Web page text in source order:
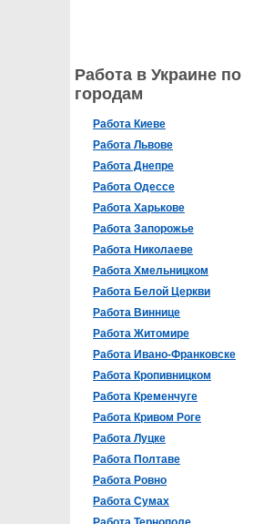
Работа в Украине по
городам
Работа Киеве
Работа Львове
Работа Днепре
Работа Одессе
Работа Харькове
Работа Запорожье
Работа Николаеве
Работа Хмельницком
Работа Белой Церкви
Работа Виннице
Работа Житомире
Работа Ивано-Франковске
Работа Кропивницком
Работа Кременчуге
Работа Кривом Роге
Работа Луцке
Работа Полтаве
Работа Ровно
Работа Сумах